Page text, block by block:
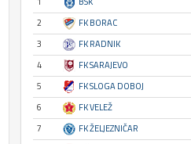
2
FK BORAC
3
FK RADNIK
4
FK SARAJEVO
5
FK SLOGA DOBOJ
6
FK VELEŽ
7
FK ŽELJEZNIČAR